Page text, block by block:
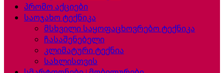
პრომო აქციები
საოჯახო ტექნიკა
მსხვილი საყოფაცხოვრებო ტექნიკა
ჩასაშენებელი
კლიმატური ტექნია
სახლისთვის